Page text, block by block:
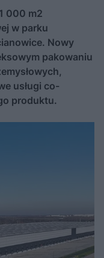
000 m2
w parku
Nowy
pakowaniu
usługi co-
produktu.